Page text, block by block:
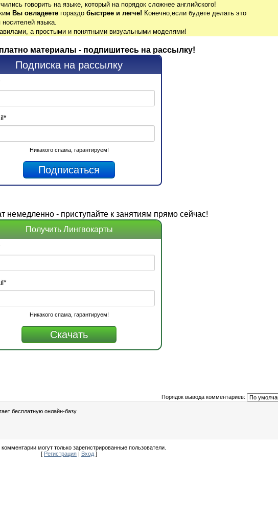
говорить на языке, который на порядок сложнее английского!
Вы овладеете гораздо быстрее и легче! Конечно,если будете делать это
языка.
а простыми и понятными визуальными моделями!
материалы - подпишитесь на рассылку!
Подписка на рассылку
*
Никакого спама, гарантируем!
немедленно - приступайте к занятиям прямо сейчас!
Получить Лингвокарты
*
Никакого спама, гарантируем!
Порядок вывода комментариев:
бесплатную онлайн-базу
могут только зарегистрированные пользователи.
[ Регистрация Вход ]